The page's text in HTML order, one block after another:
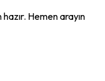
Hemen arayın